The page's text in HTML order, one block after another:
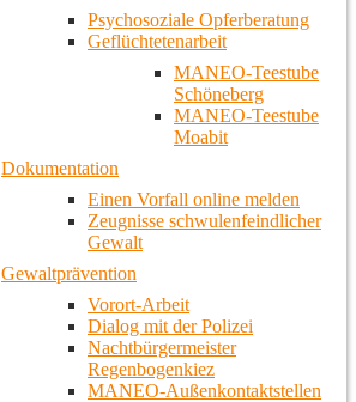
Psychosoziale Opferberatung
Geflüchtetenarbeit
MANEO-Teestube
Schöneberg
MANEO-Teestube
Moabit
Dokumentation
Einen Vorfall online melden
Zeugnisse schwulenfeindlicher
Gewalt
Gewaltprävention
Vorort-Arbeit
Dialog mit der Polizei
Nachtbürgermeister
Regenbogenkiez
MANEO-Außenkontaktstellen